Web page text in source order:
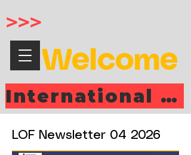
Welcome
International Mustang Meeting MONDORF 2026
>>>
LOF Newsletter 04 2026